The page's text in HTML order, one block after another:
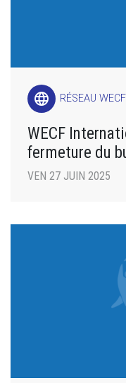
language RÉSEAU WECF
WECF
fermeture du
VEN 27 JUIN 2025